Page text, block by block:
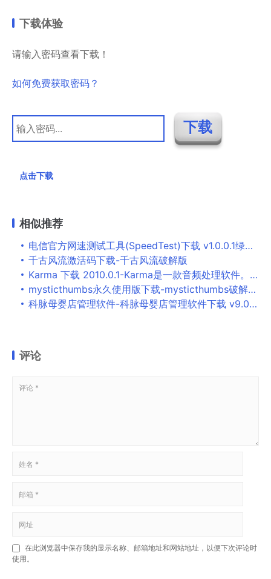
下载体验
请输入密码查看下载！
如何免费获取密码？
点击下载
相似推荐
电信官方网速测试工具(SpeedTest)下载 v1.0.0.1绿色版-宽带测试客户端
千古风流激活码下载-千古风流破解版
Karma 下载 2010.0.1-Karma是一款音频处理软件。运
mysticthumbs永久使用版下载-mysticthumbs破解版v4.9.8 免费版
科脉母婴店管理软件-科脉母婴店管理软件下载 v9.0官方版
评论
在此浏览器中保存我的显示名称、邮箱地址和网站地址，以便下次评论时
使用。